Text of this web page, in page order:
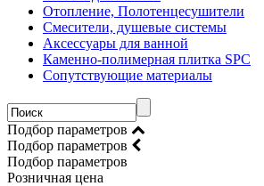
Отопление, Полотенцесушители
Смесители, душевые системы
Аксессуары для ванной
Каменно-полимерная плитка SPC
Сопутствующие материалы
Подбор параметров
Подбор параметров
Подбор параметров
Розничная цена